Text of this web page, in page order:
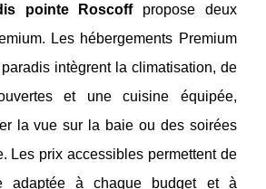
pointe Roscoffpropose deux
Les hébergements Premium
intègrent la climatisation, de
et une cuisine équipée,
la vue sur la baie ou des soirées
Les prix accessibles permettent de
adaptée à chaque budget et à